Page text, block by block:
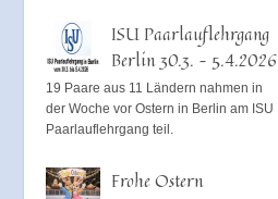
ISU Paarlauflehrgang
Berlin 30.3. – 5.4.2026
19 Paare aus 11 Ländern nahmen in
der Woche vor Ostern in Berlin am ISU
Paarlauflehrgang teil.
Frohe Ostern